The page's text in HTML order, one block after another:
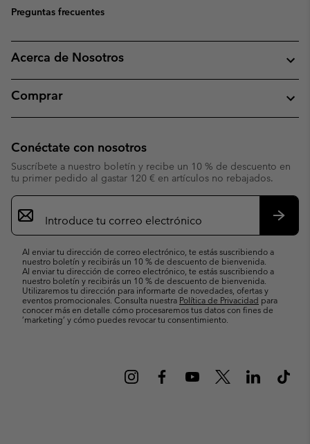
Preguntas frecuentes
Acerca de Nosotros
Comprar
Conéctate con nosotros
Suscríbete a nuestro boletín y recibe un 10 % de descuento en
tu primer pedido al gastar 120 € en artículos no rebajados.
Suscripción
de
correo
Al enviar tu dirección de correo electrónico, te estás suscribiendo a
nuestro boletín y recibirás un 10 % de descuento de bienvenida.
Al enviar tu dirección de correo electrónico, te estás suscribiendo a
nuestro boletín y recibirás un 10 % de descuento de bienvenida.
Utilizaremos tu dirección para informarte de novedades, ofertas y
eventos promocionales. Consulta nuestra Política de Privacidad para
conocer más en detalle cómo procesaremos tus datos con fines de
’marketing’ y cómo puedes revocar tu consentimiento.